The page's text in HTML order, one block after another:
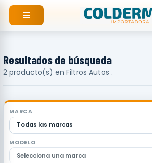
contenido
Resultados de búsqueda
2 producto(s) en Filtros Autos .
MARCA
MODELO